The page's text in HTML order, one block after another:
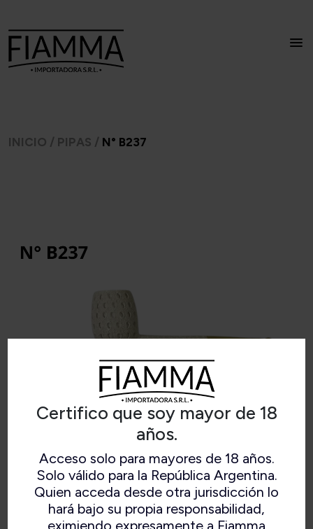
Certifico que soy mayor de 18
años.
Acceso solo para mayores de 18 años.
Solo válido para la República Argentina.
Quien acceda desde otra jurisdicción lo
hará bajo su propia responsabilidad,
eximiendo expresamente a Fiamma
INICIO / PIPAS / N° B237
N° B237